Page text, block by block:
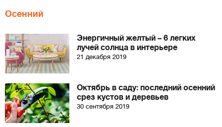
Осенний
Энергичный желтый – 6 легких
лучей солнца в интерьере
21 декабря 2019
Октябрь в саду: последний осенний
срез кустов и деревьев
30 сентября 2019